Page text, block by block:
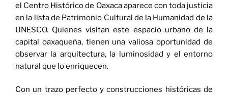
el Centro Histórico de Oaxaca aparece con toda justicia
en la lista de Patrimonio Cultural de la Humanidad de la
UNESCO. Quienes visitan este espacio urbano de la
capital oaxaqueña, tienen una valiosa oportunidad de
observar la arquitectura, la luminosidad y el entorno
natural que lo enriquecen.
Con un trazo perfecto y construcciones históricas de